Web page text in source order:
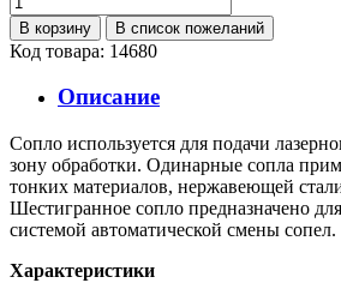
Код товара: 14680
Описание
Сопло используется для подачи
зону обработки. Одинарные сопла
тонких материалов, нержавеющей
Шестигранное сопло предназначено
системой автоматической смены сопел.
Характеристики